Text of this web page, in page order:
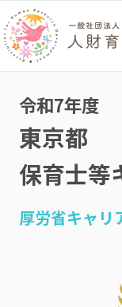
令和7年度
東京都
保育士等
厚労省キャリ